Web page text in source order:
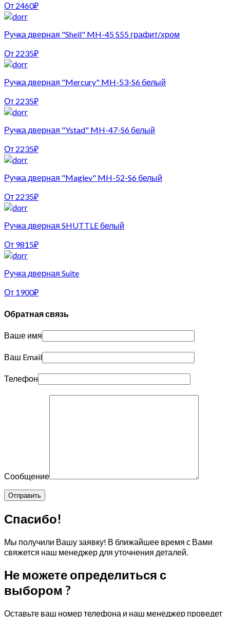
От 2460₽
Ручка дверная "Shell" MH-45 S55 графит/хром
От 2235₽
Ручка дверная "Mercury" MH-53-S6 белый
От 2235₽
Ручка дверная "Ystad" MH-47-S6 белый
От 2235₽
Ручка дверная "Maglev" MH-52-S6 белый
От 2235₽
Ручка дверная SHUTTLE белый
От 9815₽
Ручка дверная Suite
От 1900₽
Обратная связь
Ваше имя
Ваш Email
Телефон
Сообщение
Спасибо!
Мы получили Вашу заявку! В ближайшее время с Вами
свяжется наш менеджер для уточнения деталей.
Не можете определиться с
выбором ?
Оставьте ваш номер телефона и наш менеджер проведет